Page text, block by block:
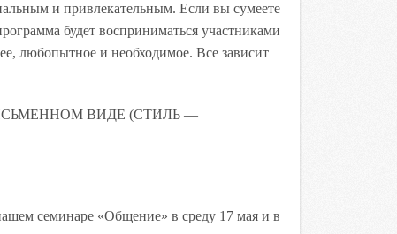
и привлекательным. Если вы сумеете
будет восприниматься участниками
любопытное и необходимое. Все зависит
ВИДЕ (СТИЛЬ —
семинаре «Общение» в среду 17 мая и в